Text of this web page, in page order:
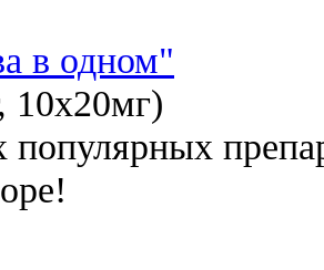
в одном"
10x20мг)